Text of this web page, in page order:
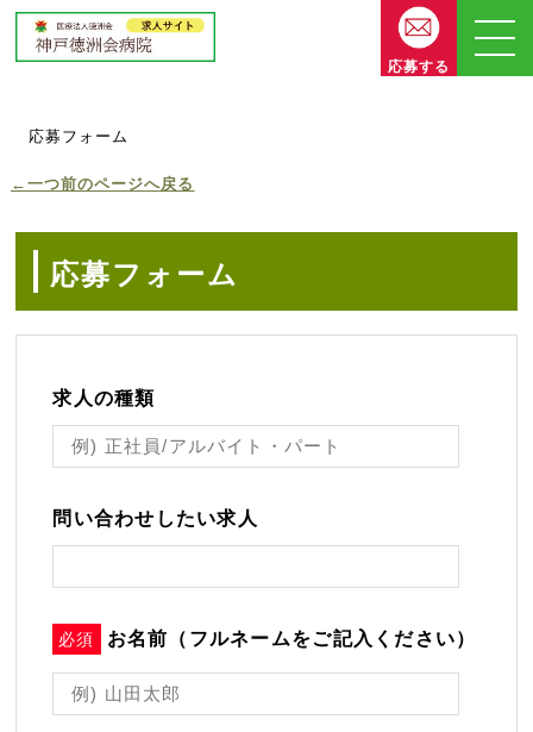
応募する
応募フォーム
←一つ前のページへ戻る
応募フォーム
求人の種類
問い合わせしたい求人
必須 お名前（フルネームをご記入ください）